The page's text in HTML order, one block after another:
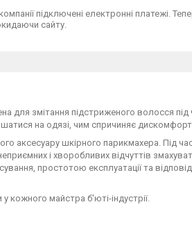
підключені електронні платежі.
сайту.
для змітання підстриженого волосся під
на одязі, чим спричиняє
аксесуару шкірного парикмахера. Під
і хворобливих відчуттів
простотою експлуатації та
кожного майстра б'юті-індустрії.